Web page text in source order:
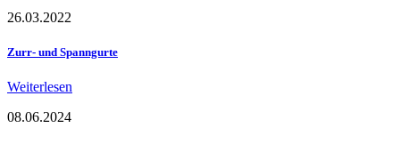
26.03.2022
Zurr- und Spanngurte
Weiterlesen
08.06.2024